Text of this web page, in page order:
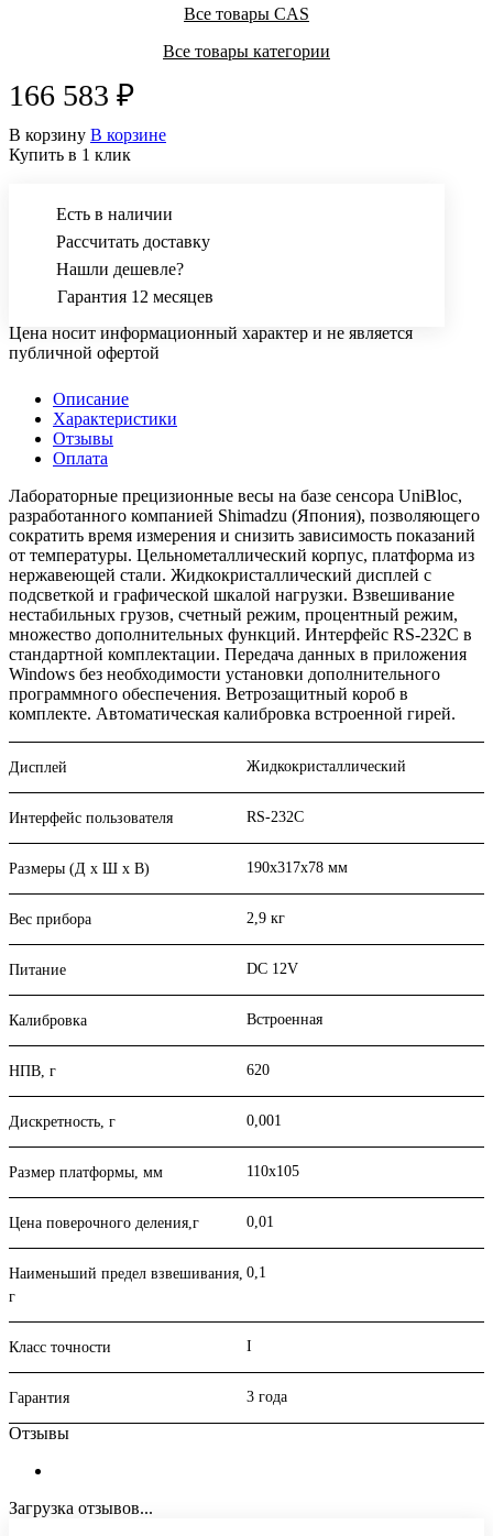
Все товары CAS
Все товары категории
166 583 ₽
В корзину В корзине
Купить в 1 клик
Есть в наличии
Рассчитать доставку
Нашли дешевле?
Гарантия 12 месяцев
Цена носит информационный характер и не является
публичной офертой
Описание
Характеристики
Отзывы
Оплата
Лабораторные прецизионные весы на базе сенсора UniBloc,
разработанного компанией Shimadzu (Япония), позволяющего
сократить время измерения и снизить зависимость показаний
от температуры. Цельнометаллический корпус, платформа из
нержавеющей стали. Жидкокристаллический дисплей с
подсветкой и графической шкалой нагрузки. Взвешивание
нестабильных грузов, счетный режим, процентный режим,
множество дополнительных функций. Интерфейс RS-232С в
стандартной комплектации. Передача данных в приложения
Windows без необходимости установки дополнительного
программного обеспечения. Ветрозащитный короб в
комплекте. Автоматическая калибровка встроенной гирей.
Дисплей Жидкокристаллический
Интерфейс пользователя RS-232C
Размеры (Д х Ш х В) 190х317х78 мм
Вес прибора 2,9 кг
Питание DC 12V
Калибровка Встроенная
НПВ, г 620
Дискретность, г 0,001
Размер платформы, мм 110х105
Цена поверочного деления,г 0,01
Наименьший предел взвешивания,
г
0,1
Класс точности I
Гарантия 3 года
Отзывы
Загрузка отзывов...